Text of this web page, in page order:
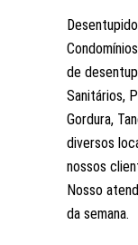
de
Sanitários,
Gordura,
diversos
nossos
Nosso
da semana.